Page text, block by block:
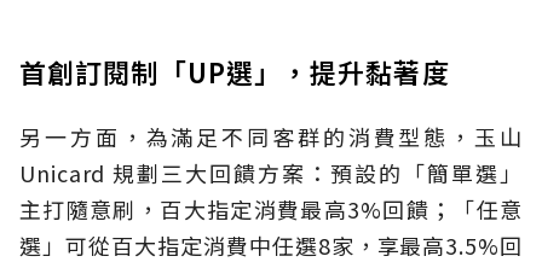
首創訂閱制「UP選」，提升黏著度
另一方面，為滿足不同客群的消費型態，玉山
Unicard 規劃三大回饋方案：預設的「簡單選」
主打隨意刷，百大指定消費最高3%回饋；「任意
選」可從百大指定消費中任選8家，享最高3.5%回